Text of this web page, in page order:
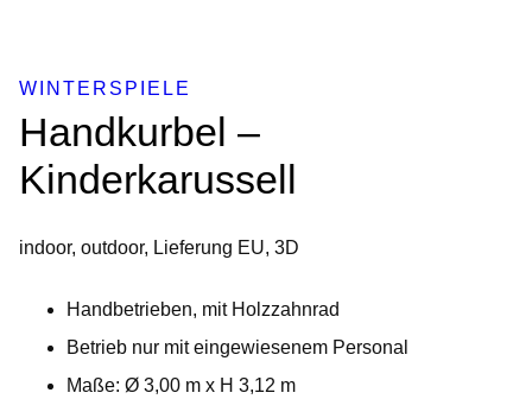
WINTERSPIELE
Handkurbel –
Kinderkarussell
indoor, outdoor, Lieferung EU, 3D
Handbetrieben, mit Holzzahnrad
Betrieb nur mit eingewiesenem Personal
Maße: Ø 3,00 m x H 3,12 m